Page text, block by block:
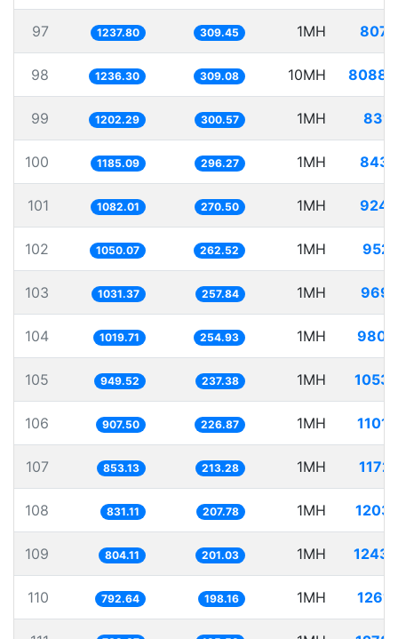
97 1237.80 309.45 1MH
98 1236.30 309.08 10MH
99 1202.29 300.57 1MH
100 1185.09 296.27 1MH
101 1082.01 270.50 1MH
102 1050.07 262.52 1MH
103 1031.37 257.84 1MH
104 1019.71 254.93 1MH
105 949.52 237.38 1MH
106 907.50 226.87 1MH
107 853.13 213.28 1MH
108 831.11 207.78 1MH
109 804.11 201.03 1MH
110 792.64 198.16 1MH